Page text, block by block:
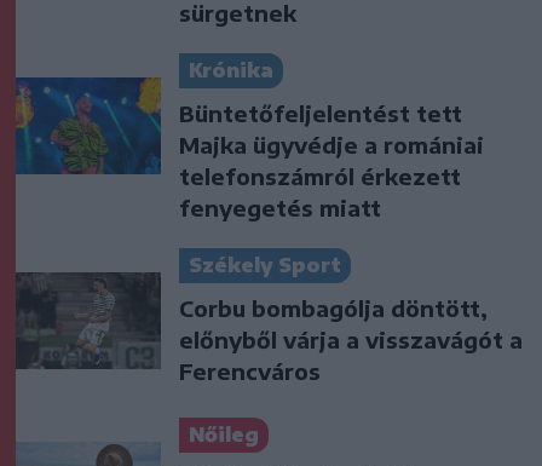
sürgetnek
Krónika
Büntetőfeljelentést tett
Majka ügyvédje a romániai
telefonszámról érkezett
fenyegetés miatt
Székely Sport
Corbu bombagólja döntött,
előnyből várja a visszavágót a
Ferencváros
Nőileg